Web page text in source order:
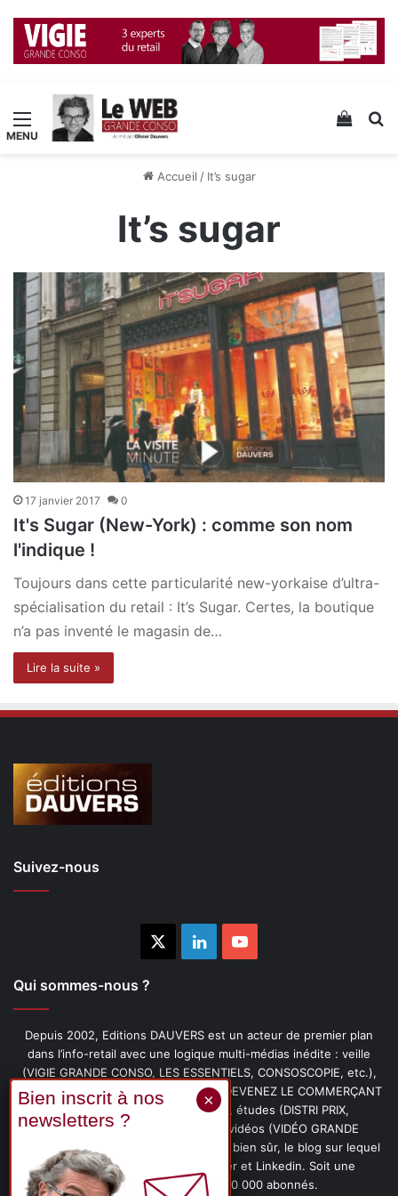
Menu Voir
Accueil / It’s sugar
It’s sugar
17 janvier 2017 0
It's Sugar (New-York) : comme son nom
l'indique !
Toujours dans cette particularité new-yorkaise d’ultra-
spécialisation du retail : It’s Sugar. Certes, la boutique
n’a pas inventé le magasin de…
Lire la suite »
Suivez-nous
LinkedinYouTube
Qui sommes-nous ?
Depuis 2002, Editions DAUVERS est un acteur de premier plan
dans l’info-retail avec une logique multi-médias inédite : veille
(VIGIE GRANDE CONSO, LES ESSENTIELS, CONSOSCOPIE, etc.),
livres (PENSER-CLIENT, IMAGE-PRIX, DEVENEZ LE COMMERÇANT
PRÉFÉRÉ DE VOS CLIENTS, etc.), études (DISTRI PRIX,
PROMOFLASH, DRIVE INSIGHTS), vidéos (VIDÉO GRANDE
CONSO), podcasts (CAFÉ CONSO) et, bien sûr, le blog sur lequel
vous êtes, ainsi que les fils Twitter et Linkedin. Soit une
communauté de plus de 150 000 abonnés.